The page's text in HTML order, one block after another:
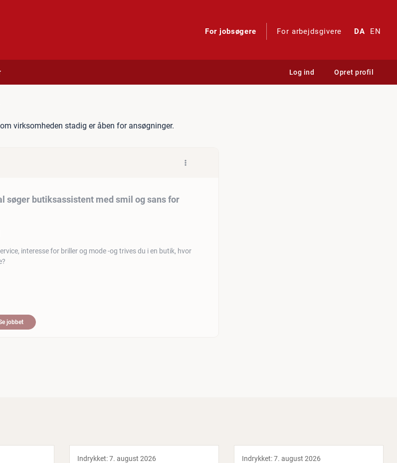
For jobsøgere For arbejdsgivere DA EN
Log ind Opret profil
butiksassistent med smil og sans for
virksomheden stadig er åben for ansøgninger.
søger butiksassistent med smil og sans for
interesse for briller og mode -og trives du i en butik, hvor
jobbet
Indrykket:7. august 2026 Indrykket:7. august 2026